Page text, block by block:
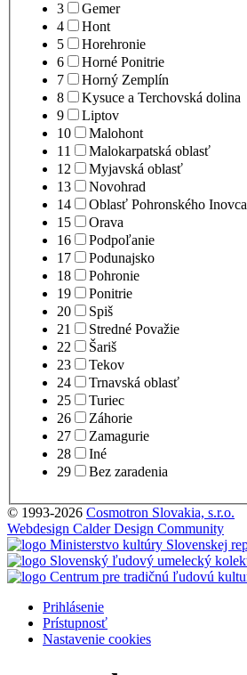
3
Gemer
4
Hont
5
Horehronie
6
Horné Ponitrie
7
Horný Zemplín
8
Kysuce a Terchovská dolina
9
Liptov
10
Malohont
11
Malokarpatská oblasť
12
Myjavská oblasť
13
Novohrad
14
Oblasť Pohronského Inovca
15
Orava
16
Podpoľanie
17
Podunajsko
18
Pohronie
19
Ponitrie
20
Spiš
21
Stredné Považie
22
Šariš
23
Tekov
24
Trnavská oblasť
25
Turiec
26
Záhorie
27
Zamagurie
28
Iné
29
Bez zaradenia
© 1993-2026 Cosmotron Slovakia, s.r.o.
Webdesign Calder Design Community
Prihlásenie
Prístupnosť
Nastavenie cookies